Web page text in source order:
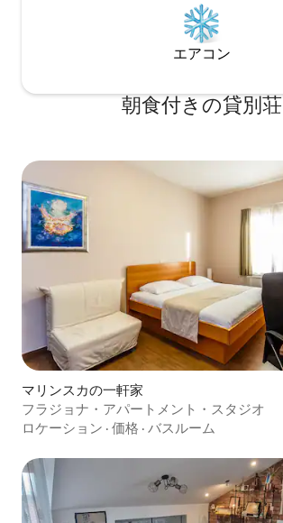
エアコン
朝食付きの貸別荘
マリンスカの一軒家
フラジョナ・アパートメント・スタジオ
ロケーション · 価格 · バスルーム